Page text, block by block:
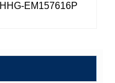
HHG-EM157616P